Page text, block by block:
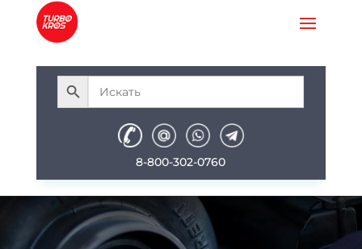
8-800-302-0760